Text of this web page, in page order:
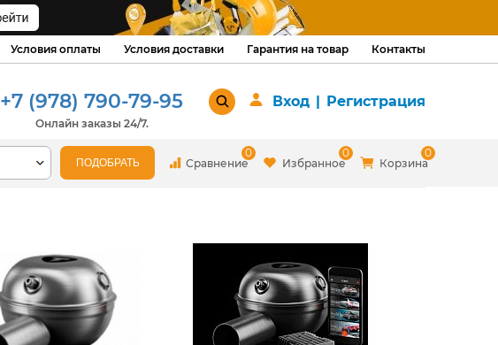
Условия оплаты Условия доставки Гарантия на товар Контакты
+7 (978) 790-79-95
Онлайн заказы 24/7.
Вход | Регистрация
Сравнение
0
Избранное
0
Корзина
0